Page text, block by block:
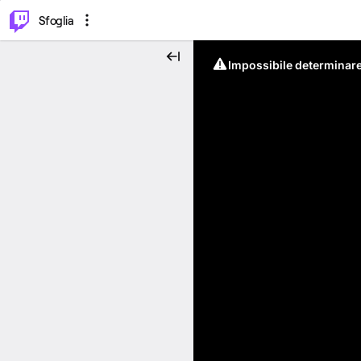
Sfoglia
Impossibile